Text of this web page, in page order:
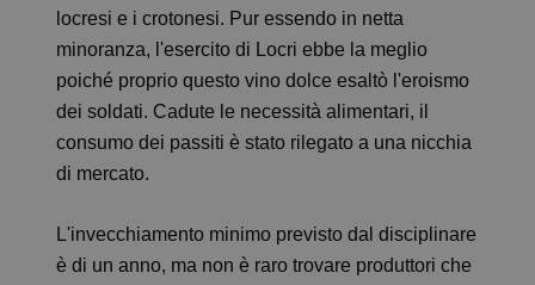
locresi e i crotonesi. Pur essendo in netta
minoranza, l'esercito di Locri ebbe la meglio
poiché proprio questo vino dolce esaltò l'eroismo
dei soldati. Cadute le necessità alimentari, il
consumo dei passiti è stato rilegato a una nicchia
di mercato.
L'invecchiamento minimo previsto dal disciplinare
è di un anno, ma non è raro trovare produttori che